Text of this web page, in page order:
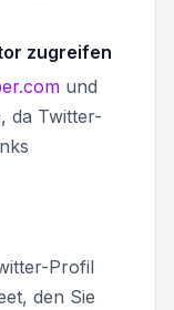
zugreifen
und
da Twitter-
Profil
den Sie